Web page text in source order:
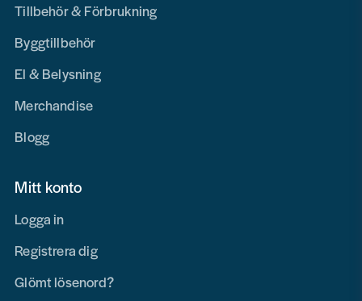
Tillbehör & Förbrukning
Byggtillbehör
El & Belysning
Merchandise
Blogg
Mitt konto
Logga in
Registrera dig
Glömt lösenord?